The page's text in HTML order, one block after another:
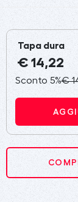
Tapa dura
€ 14,22
Sconto 5%€